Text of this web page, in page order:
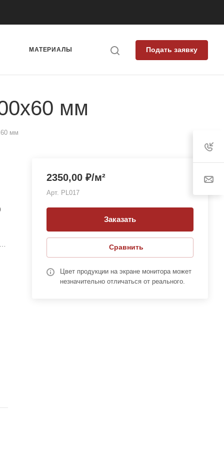
МАТЕРИАЛЫ Подать заявку
мм
мм
2350,00 ₽/м²
Арт. PL017
Заказать
Сравнить
Цвет продукции на экране монитора может
незначительно отличаться от реального.